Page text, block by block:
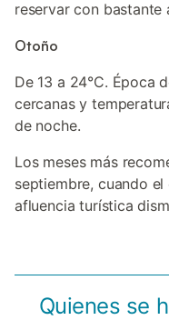
reservar con bastante
Otoño
De 13 a 24°C. Época
cercanas y
de noche.
Los meses más
septiembre, cuando
afluencia turística
Quienes se